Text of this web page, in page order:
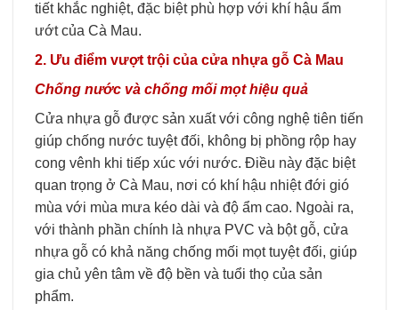
tiết khắc nghiệt, đặc biệt phù hợp với khí hậu ẩm
ướt của Cà Mau.
2. Ưu điểm vượt trội của cửa nhựa gỗ Cà Mau
Chống nước và chống mối mọt hiệu quả
Cửa nhựa gỗ được sản xuất với công nghệ tiên tiến
giúp chống nước tuyệt đối, không bị phồng rộp hay
cong vênh khi tiếp xúc với nước. Điều này đặc biệt
quan trọng ở Cà Mau, nơi có khí hậu nhiệt đới gió
mùa với mùa mưa kéo dài và độ ẩm cao. Ngoài ra,
với thành phần chính là nhựa PVC và bột gỗ, cửa
nhựa gỗ có khả năng chống mối mọt tuyệt đối, giúp
gia chủ yên tâm về độ bền và tuổi thọ của sản
phẩm.